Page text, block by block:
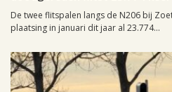
De twee flitspalen langs de N206 bij
plaatsing in januari dit jaar al 23.774...